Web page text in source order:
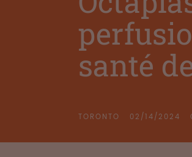
santé
TORONTO 02/14/2024